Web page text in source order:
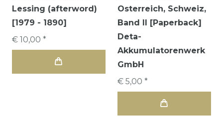
Lessing (afterword)
[1979 - 1890]
€ 10,00 *
Osterreich, Schweiz,
Band II [Paperback]
Deta-
Akkumulatorenwerk
GmbH
€ 5,00 *